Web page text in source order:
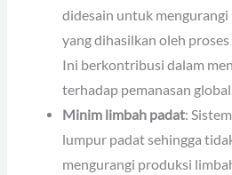
didesain untuk mengurangi
yang dihasilkan oleh
Ini berkontribusi dalam
terhadap pemanasan
Minim limbah padat:
lumpur padat sehingga
mengurangi produksi